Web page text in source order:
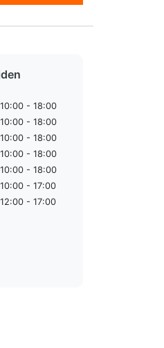
10:00 - 18:00
10:00 - 18:00
10:00 - 18:00
10:00 - 18:00
10:00 - 18:00
10:00 - 17:00
12:00 - 17:00